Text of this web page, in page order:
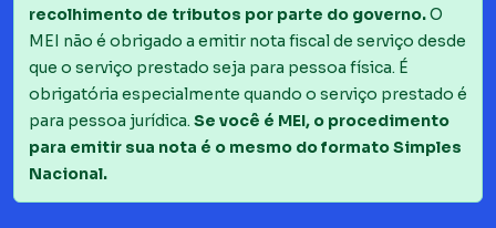
recolhimento de tributos por parte do governo.O
MEI não é obrigado a emitir nota fiscal de serviço desde
que o serviço prestado seja para pessoa física. É
obrigatória especialmente quando o serviço prestado é
para pessoa jurídica. Se você é MEI, o procedimento
para emitir sua nota é o mesmo do formato Simples
Nacional.